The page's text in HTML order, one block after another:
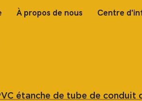
À propos de nous Centre
étanche de tube de